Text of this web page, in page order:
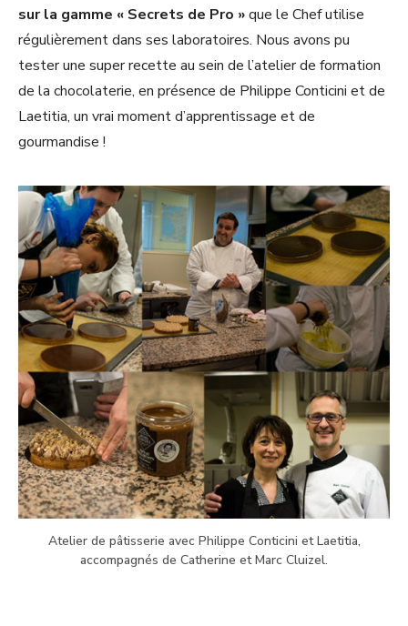
sur la gamme « Secrets de Pro »que le Chef utilise
régulièrement dans ses laboratoires. Nous avons pu
tester une super recette au sein de l’atelier de formation
de la chocolaterie, en présence de Philippe Conticini et de
Laetitia, un vrai moment d’apprentissage et de
gourmandise !
Atelier de pâtisserie avec Philippe Conticini et Laetitia,
accompagnés de Catherine et Marc Cluizel.